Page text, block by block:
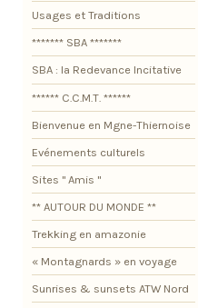
Usages et Traditions
******* SBA *******
SBA : la Redevance Incitative
****** C.C.M.T. ******
Bienvenue en Mgne-Thiernoise
Evénements culturels
Sites " Amis "
** AUTOUR DU MONDE **
Trekking en amazonie
« Montagnards » en voyage
Sunrises & sunsets ATW Nord